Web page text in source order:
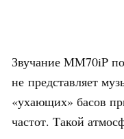
Звучание MM70iP
не представляет
«ухающих» басов
частот. Такой